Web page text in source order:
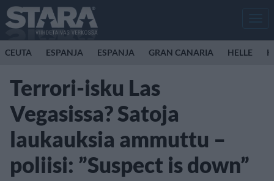
CEUTA ESPANJA ESPANJA GRAN CANARIA HELLE
Terrori-isku Las
Vegasissa? Satoja
laukauksia ammuttu –
poliisi: ”Suspect is down”